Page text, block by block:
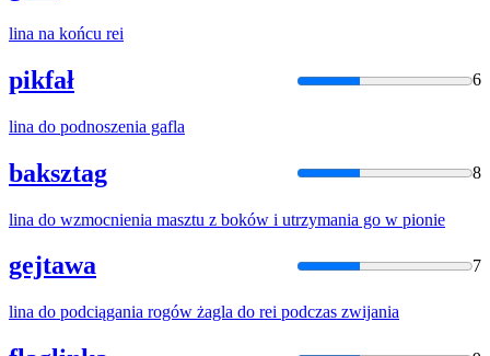
lina na końcu rei
pikfał 6
lina do podnoszenia gafla
baksztag 8
lina do wzmocnienia masztu z boków i utrzymania go w pionie
gejtawa 7
lina do podciągania rogów żagla do rei podczas zwijania